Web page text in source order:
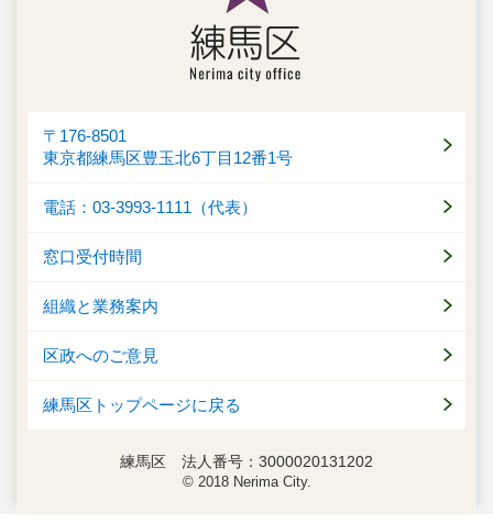
〒176-8501
東京都練馬区豊玉北6丁目12番1号
電話：03-3993-1111（代表）
窓口受付時間
組織と業務案内
区政へのご意見
練馬区トップページに戻る
練馬区 法人番号：3000020131202
© 2018 Nerima City.